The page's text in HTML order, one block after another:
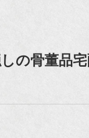
の骨董品